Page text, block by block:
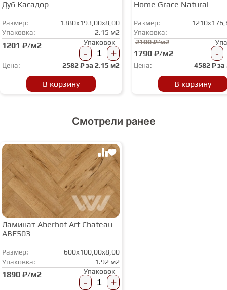
Дуб Касадор
Размер:
1380x193,00x8,00
Упаковка:
2.15 м2
1201 ₽/м2 Упаковок
- +
Цена: 2582₽ за 2.15 м2
В корзину
Home Grace Natural
Размер:
Упаковка:
2100 ₽/м2
1790 ₽/м2 -
Цена: 4582₽ за
В корзину
Смотрели ранее
Ламинат Aberhof Art Chateau
ABF503
Размер:
600x100,00x8,00
Упаковка:
1.92 м2
1890 ₽/м2 Упаковок
- +